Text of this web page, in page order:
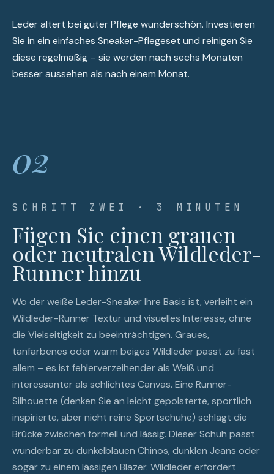
Leder altert bei guter Pflege wunderschön. Investieren
Sie in ein einfaches Sneaker-Pflegeset und reinigen Sie
diese regelmäßig – sie werden nach sechs Monaten
besser aussehen als nach einem Monat.
02
SCHRITT ZWEI · 3 MINUTEN
Fügen Sie einen grauen
oder neutralen Wildleder-
Runner hinzu
Wo der weiße Leder-Sneaker Ihre Basis ist, verleiht ein
Wildleder-Runner Textur und visuelles Interesse, ohne
die Vielseitigkeit zu beeinträchtigen. Graues,
tanfarbenes oder warm beiges Wildleder passt zu fast
allem – es ist fehlerverzeihender als Weiß und
interessanter als schlichtes Canvas. Eine Runner-
Silhouette (denken Sie an leicht gepolsterte, sportlich
inspirierte, aber nicht reine Sportschuhe) schlägt die
Brücke zwischen formell und lässig. Dieser Schuh passt
wunderbar zu dunkelblauen Chinos, dunklen Jeans oder
sogar zu einem lässigen Blazer. Wildleder erfordert